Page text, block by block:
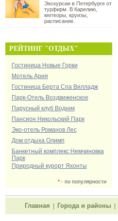
Экскурсии в Петербурге от
турфирм. В Карелию,
метеоры, круизы,
расписание.
РЕЙТИНГ "ОТДЫХ"
Гостиница Новые Горки
Мотель Ария
Гостиница Берта Спа Вилладж
Парк-Отель Воздвиженское
Парусный клуб Водник
Пансион Никольский Парк
Эко-отель Романов Лес
Дом отдыха Олимп
Банкетный комплекс Немчиновка
Парк
Природный курорт Яхонты
*- по популярности
Главная Города и районы